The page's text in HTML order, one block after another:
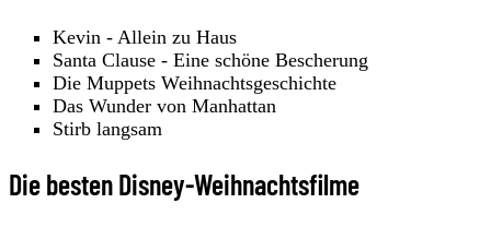
Kevin - Allein zu Haus
Santa Clause - Eine schöne Bescherung
Die Muppets Weihnachtsgeschichte
Das Wunder von Manhattan
Stirb langsam
Die besten Disney-Weihnachtsfilme